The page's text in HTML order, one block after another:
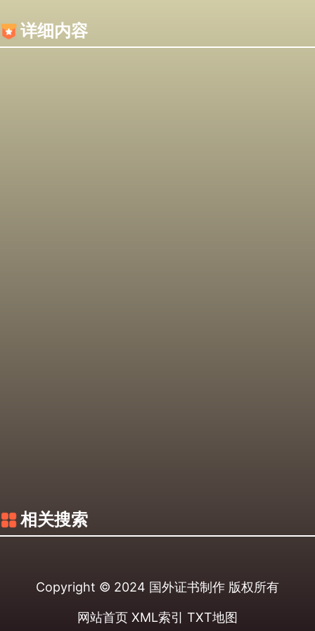
详细内容
相关搜索
Copyright © 2024 国外证书制作 版权所有
网站首页 XML索引 TXT地图